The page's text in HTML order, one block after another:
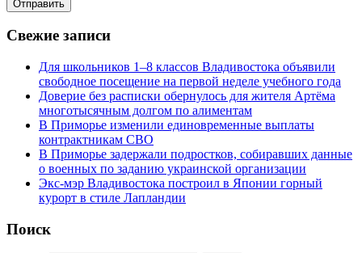
Свежие записи
Для школьников 1–8 классов Владивостока объявили
свободное посещение на первой неделе учебного года
Доверие без расписки обернулось для жителя Артёма
многотысячным долгом по алиментам
В Приморье изменили единовременные выплаты
контрактникам СВО
В Приморье задержали подростков, собиравших данные
о военных по заданию украинской организации
Экс-мэр Владивостока построил в Японии горный
курорт в стиле Лапландии
Поиск